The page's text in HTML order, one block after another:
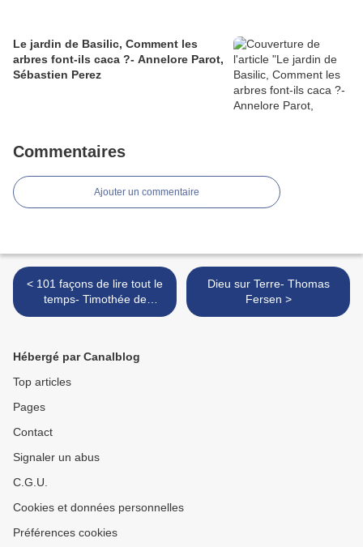
Le jardin de Basilic, Comment les
arbres font-ils caca ?- Annelore Parot,
Sébastien Perez
Commentaires
Ajouter un commentaire
< 101 façons de lire tout le
temps- Timothée de
Fombelle, Benjamin Chaud
Dieu sur Terre- Thomas
Fersen >
Hébergé par Canalblog
Top articles
Pages
Contact
Signaler un abus
C.G.U.
Cookies et données personnelles
Préférences cookies